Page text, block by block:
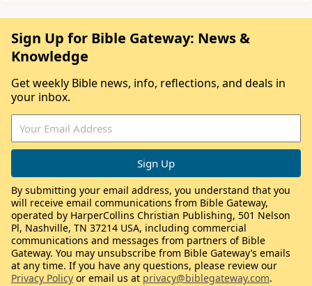
Sign Up for Bible Gateway: News &
Knowledge
Get weekly Bible news, info, reflections, and deals in
your inbox.
By submitting your email address, you understand that you
will receive email communications from Bible Gateway,
operated by HarperCollins Christian Publishing, 501 Nelson
Pl, Nashville, TN 37214 USA, including commercial
communications and messages from partners of Bible
Gateway. You may unsubscribe from Bible Gateway’s emails
at any time. If you have any questions, please review our
Privacy Policy or email us at privacy@biblegateway.com.